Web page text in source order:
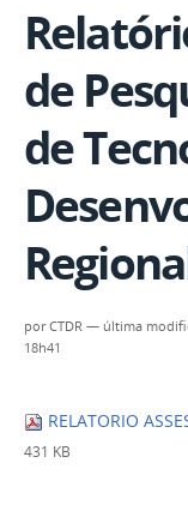
de
de
porCTDR — última
18h41
RELATORIO
431 KB